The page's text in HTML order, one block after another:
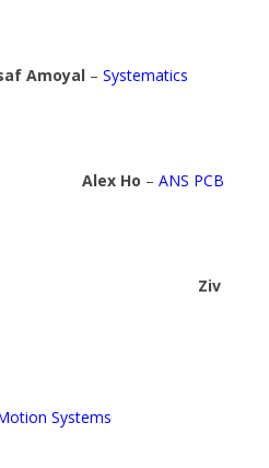
– Systematics
Alex Ho – ANS PCB
Ziv
Systems